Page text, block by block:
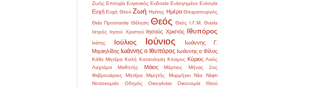
Ζωής Επιτυχία Ευγενικός Ευδοκία Ευλογημένο Ευλογία
Ευχή Ευχή Θεού Ζωή Ηγέτης Ημέρα Θαυματουργός
Θεία Προστασία Θέληση Θεός Θεός Ι.Γ.Μ. Θυσία
Ιατρός
Ιησού Χριστού Ιησούς Χριστός Ιθυπόρος
Ικέτης Ιούλιος Ιούνιος
Ιωάννης Γ.
Μιχαηλίδης Ιωάννης ο Ιθυπόρος Ιωάννης ο Φίλος
Κάθε Μητέρα Καλή Κατανόηση Κόσμος Κύριος Λαός
Λαχτάρα
Μαθητής Μάιος Μάρτιος
Μήνας 2ος
Φεβρουάριος
Μητέρα Μιμητής Μυρμήγκι Νέα
Νέφτι
Νοσοκομείο
Οδηγός Οικογένεια
Οικονομία Θεού